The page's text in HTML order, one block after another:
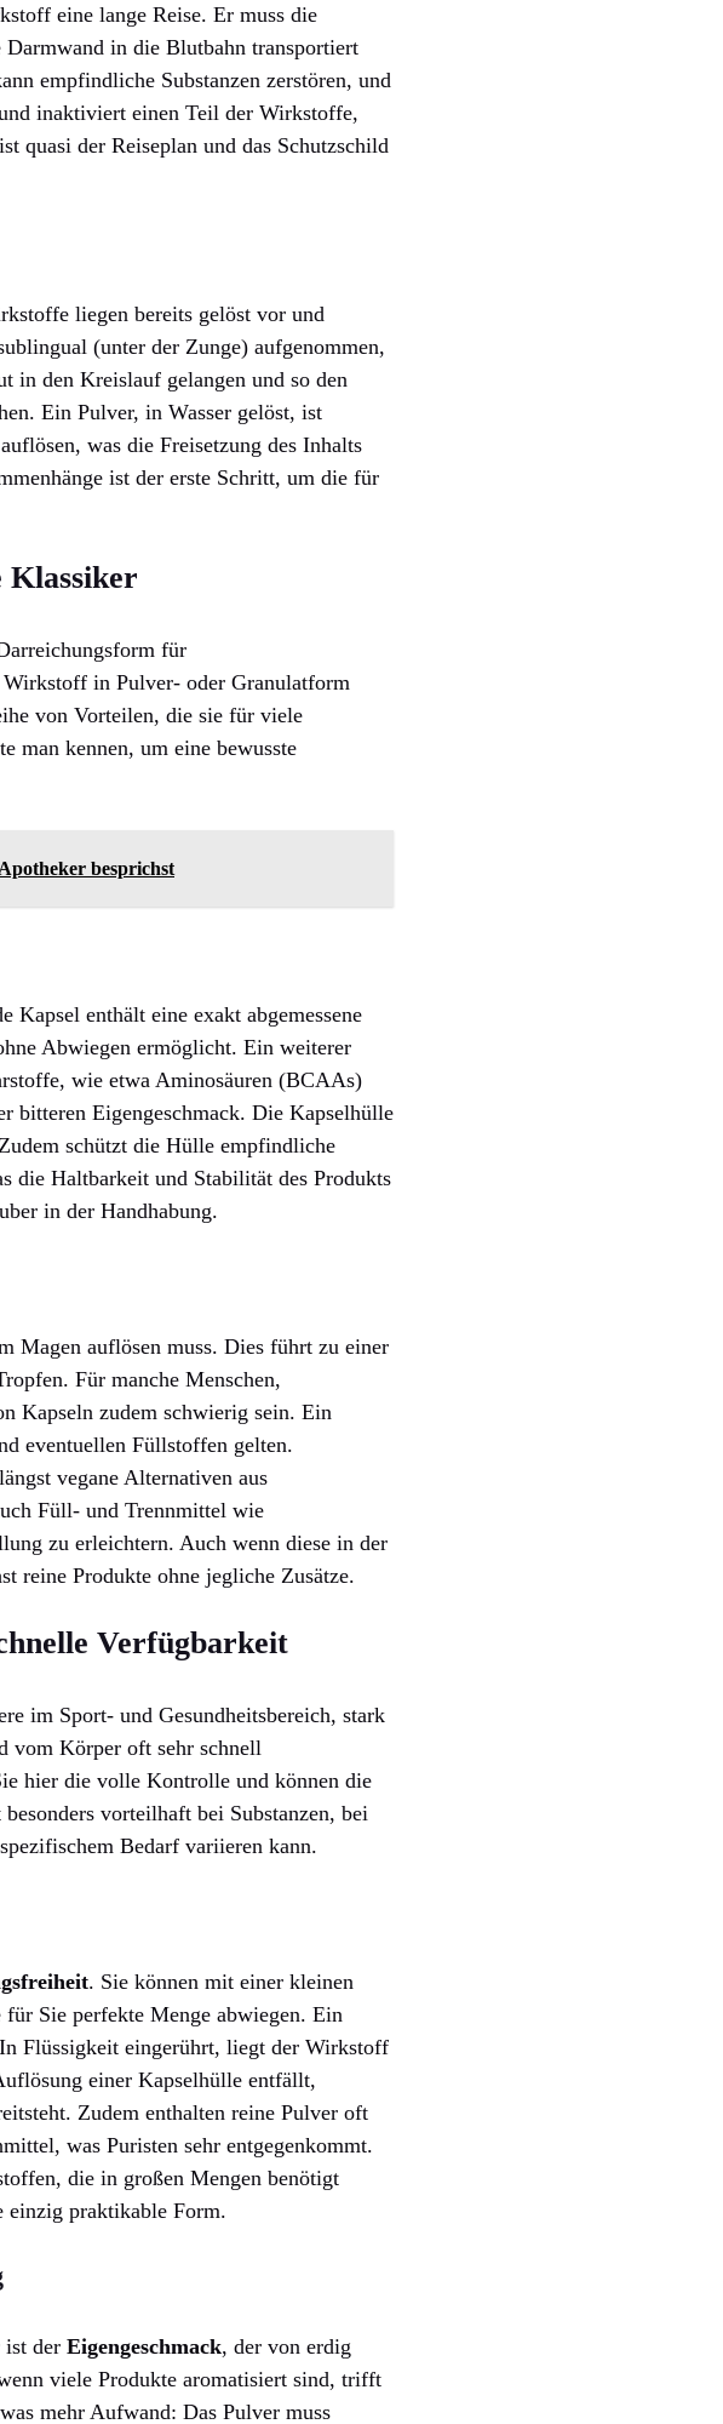
eine lange Reise. Er muss die
Darmwand in die Blutbahn transportiert
empfindliche Substanzen zerstören, und
inaktiviert einen Teil der Wirkstoffe,
quasi der Reiseplan und das Schutzschild
liegen bereits gelöst vor und
(unter der Zunge) aufgenommen,
in den Kreislauf gelangen und so den
Ein Pulver, in Wasser gelöst, ist
was die Freisetzung des Inhalts
ist der erste Schritt, um die für
Klassiker
für
Wirkstoff in Pulver- oder Granulatform
von Vorteilen, die sie für viele
man kennen, um eine bewusste
besprichst
Kapsel enthält eine exakt abgemessene
Abwiegen ermöglicht. Ein weiterer
wie etwa Aminosäuren (BCAAs)
bitteren Eigengeschmack. Die Kapselhülle
schützt die Hülle empfindliche
die Haltbarkeit und Stabilität des Produkts
in der Handhabung.
Magen auflösen muss. Dies führt zu einer
Für manche Menschen,
Kapseln zudem schwierig sein. Ein
eventuellen Füllstoffen gelten.
vegane Alternativen aus
Füll- und Trennmittel wie
zu erleichtern. Auch wenn diese in der
reine Produkte ohne jegliche Zusätze.
Verfügbarkeit
im Sport- und Gesundheitsbereich, stark
vom Körper oft sehr schnell
hier die volle Kontrolle und können die
vorteilhaft bei Substanzen, bei
Bedarf variieren kann.
. Sie können mit einer kleinen
für Sie perfekte Menge abwiegen. Ein
Flüssigkeit eingerührt, liegt der Wirkstoff
einer Kapselhülle entfällt,
Zudem enthalten reine Pulver oft
was Puristen sehr entgegenkommt.
die in großen Mengen benötigt
einzig praktikable Form.
ist der Eigengeschmack, der von erdig
viele Produkte aromatisiert sind, trifft
mehr Aufwand: Das Pulver muss